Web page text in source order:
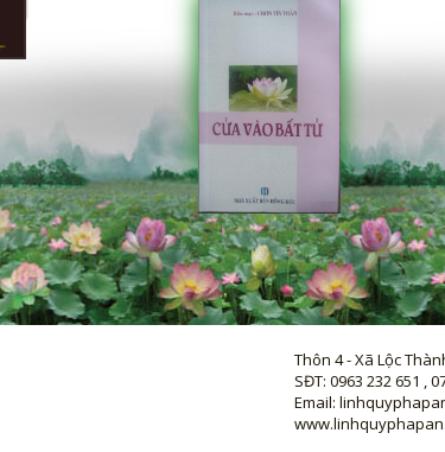
Thôn 4 - Xã Lộc
SĐT: 0963 232 651 ,
Email: